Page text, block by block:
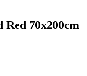
Red 70x200cm